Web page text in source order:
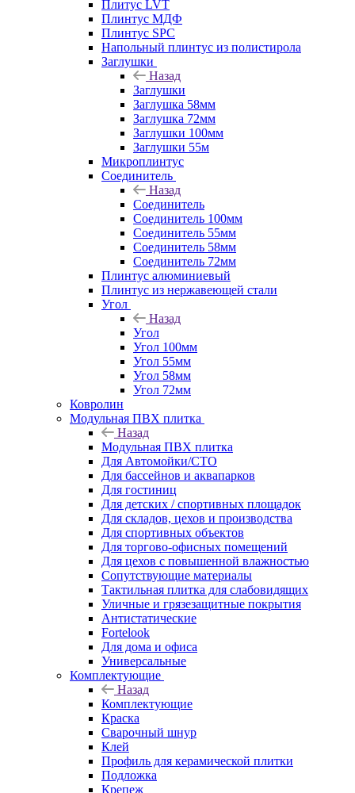
Плитус LVT
Плинтус МДФ
Плинтус SPC
Напольный плинтус из полистирола
Заглушки
Назад
Заглушки
Заглушка 58мм
Заглушка 72мм
Заглушки 100мм
Заглушки 55м
Микроплинтус
Соединитель
Назад
Соединитель
Соединитель 100мм
Соединитель 55мм
Соединитель 58мм
Соединитель 72мм
Плинтус алюминиевый
Плинтус из нержавеющей стали
Угол
Назад
Угол
Угол 100мм
Угол 55мм
Угол 58мм
Угол 72мм
Ковролин
Модульная ПВХ плитка
Назад
Модульная ПВХ плитка
Для Автомойки/СТО
Для бассейнов и аквапарков
Для гостиниц
Для детских / спортивных площадок
Для складов, цехов и производства
Для спортивных объектов
Для торгово-офисных помещений
Для цехов с повышенной влажностью
Сопутствующие материалы
Тактильная плитка для слабовидящих
Уличные и грязезащитные покрытия
Антистатические
Fortelook
Для дома и офиса
Универсальные
Комплектующие
Назад
Комплектующие
Краска
Сварочный шнур
Клей
Профиль для керамической плитки
Подложка
Крепеж